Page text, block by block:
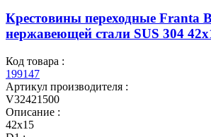
Крестовины переходные Franta
нержавеющей стали SUS 304
Код товара :
199147
Артикул производителя :
V32421500
Описание :
42х15